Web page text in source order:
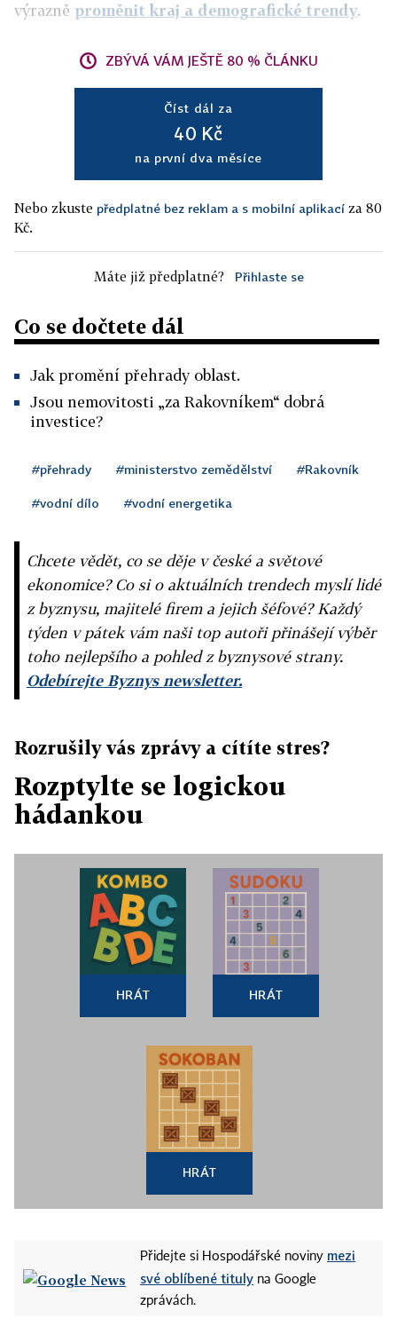
výrazně proměnit kraj a demografické trendy.
ZBÝVÁ VÁM JEŠTĚ 80 % ČLÁNKU
Číst dál za
40 Kč
na první dva měsíce
Nebo zkuste předplatné bez reklam a s mobilní aplikací za 80
Kč.
Máte již předplatné? Přihlaste se
Co se dočtete dál
Jak promění přehrady oblast.
Jsou nemovitosti „za Rakovníkem“ dobrá
investice?
#přehrady #ministerstvo zemědělství #Rakovník
#vodní dílo #vodní energetika
Chcete vědět, co se děje v české a světové
ekonomice? Co si o aktuálních trendech myslí lidé
z byznysu, majitelé firem a jejich šéfové? Každý
týden v pátek vám naši top autoři přinášejí výběr
toho nejlepšího a pohled z byznysové strany.
Odebírejte Byznys newsletter.
Rozrušily vás zprávy a cítíte stres?
Rozptylte se logickou
hádankou
HRÁT HRÁT
HRÁT
Přidejte si Hospodářské noviny mezi
své oblíbené tituly na Google
zprávách.